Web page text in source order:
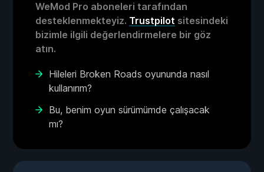
WeMod Pro aboneleri tarafından
desteklenmekteyiz. Trustpilot sitesindeki
bizimle ilgili değerlendirmelere bir göz
atın.
Hileleri Broken Roads oyununda nasıl
kullanırım?
Bu, benim oyun sürümümde çalışacak
mı?